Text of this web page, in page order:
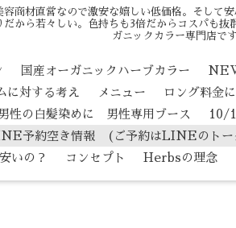
商材直営なので激安な嬉しい低価格。そして
から若々しい。色持ちも3倍だからコスパも
ガニックカラー専門店です
国産オーガニックハーブカラー
対する考え
メニュー ロング料金
男性の白髪染めに 男性専用ブース 10/
予約空き情報 (ご予約はLINEのトー
いの？
コンセプト Herbsの理念